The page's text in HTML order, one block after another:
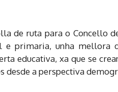
de ruta para o
e primaria, unha mellora
educativa, xa que se
desde a perspectiva